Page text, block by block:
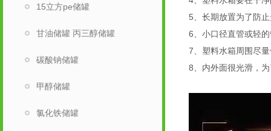
15立方pe储罐
甘油储罐 丙三醇储罐
碳酸钠储罐
甲醇储罐
氯化铁储罐
5、长期放置为了防
6、小口径直管或轻
7、塑料水箱周围尽
8、内外面很光滑，